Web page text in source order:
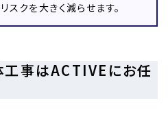
スクを大きく減らせます。
工事はACTIVEにお任